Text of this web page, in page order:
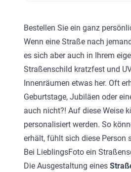
Bestellen Sie ein ganz
Wenn eine Straße nach
es sich aber auch in Ihrem
Straßenschild kratzfest und
Innenräumen etwas her. Oft
Geburtstage, Jubiläen oder
auch nicht?! Auf diese Weise
personalisiert werden. So
erhält, fühlt sich diese Person
Bei LieblingsFoto ein
Die Ausgestaltung eines